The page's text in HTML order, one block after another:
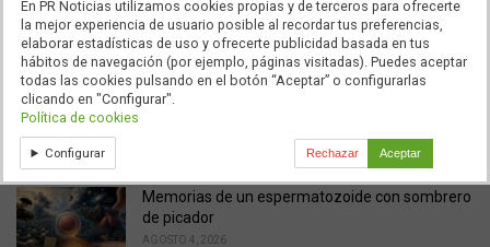
o
e
s
MENAS: EL CACHONDEO YA NO ADMITE MÁS
EXCUSAS
AGOSTO 7, 2026
LA BARRERA MIGRA, MIENTRAS MARLASKA…
Memorias de un espermatozoide con sombrero
de picador
AGOSTO 4, 2026
En PR Noticias utilizamos cookies propias y de terceros para ofrecerte
la mejor experiencia de usuario posible al recordar tus preferencias,
elaborar estadísticas de uso y ofrecerte publicidad basada en tus
hábitos de navegación (por ejemplo, páginas visitadas). Puedes aceptar
todas las cookies pulsando en el botón “Aceptar” o configurarlas
clicando en "Configurar".
Política de cookies
Configurar Rechazar Aceptar